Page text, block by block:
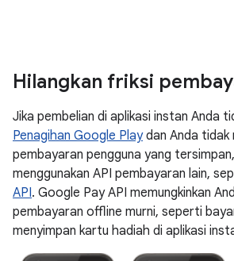
Hilangkan friksi
Jika pembelian di aplikasi instan Anda
Penagihan Google Playdan Anda tidak
pembayaran pengguna yang
menggunakan API pembayaran lain,
API. Google Pay API memungkinkan
pembayaran offline murni, seperti
menyimpan kartu hadiah di aplikasi